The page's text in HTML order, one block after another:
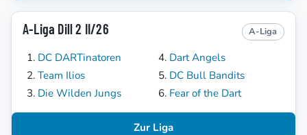
A-Liga Dill 2 II/26 A-Liga
DC DARTinatoren
Team Ilios
Die Wilden Jungs
Dart Angels
DC Bull Bandits
Fear of the Dart
Zur Liga